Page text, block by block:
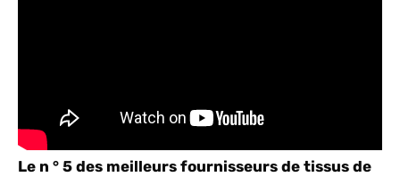
Le n ° 5 des meilleurs fournisseurs de tissus de